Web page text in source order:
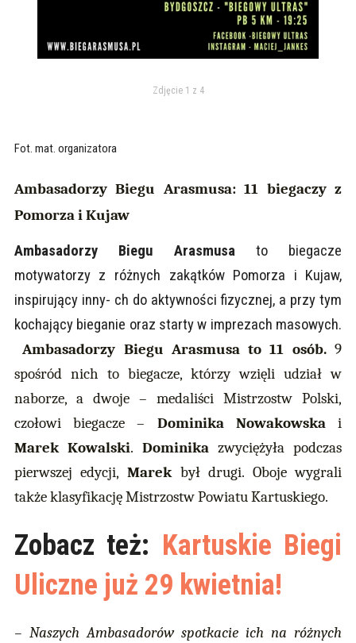
Zdjęcie 1 z 4
Fot. mat. organizatora
Ambasadorzy Biegu Arasmusa: 11 biegaczy z
Pomorza i Kujaw
Ambasadorzy Biegu Arasmusa to biegacze
motywatorzy z różnych zakątków Pomorza i Kujaw,
inspirujący inny- ch do aktywności fizycznej, a przy tym
kochający bieganie oraz starty w imprezach masowych.
Ambasadorzy Biegu Arasmusa to 11 osób.9
spośród nich to biegacze, którzy wzięli udział w
naborze, a dwoje – medaliści Mistrzostw Polski,
czołowi biegacze – Dominika Nowakowskai
Marek Kowalski. Dominikazwyciężyła podczas
pierwszej edycji, Marekbył drugi. Oboje wygrali
także klasyfikację Mistrzostw Powiatu Kartuskiego.
Zobacz też: Kartuskie Biegi
Uliczne już 29 kwietnia!
– Naszych Ambasadorów spotkacie ich na różnych